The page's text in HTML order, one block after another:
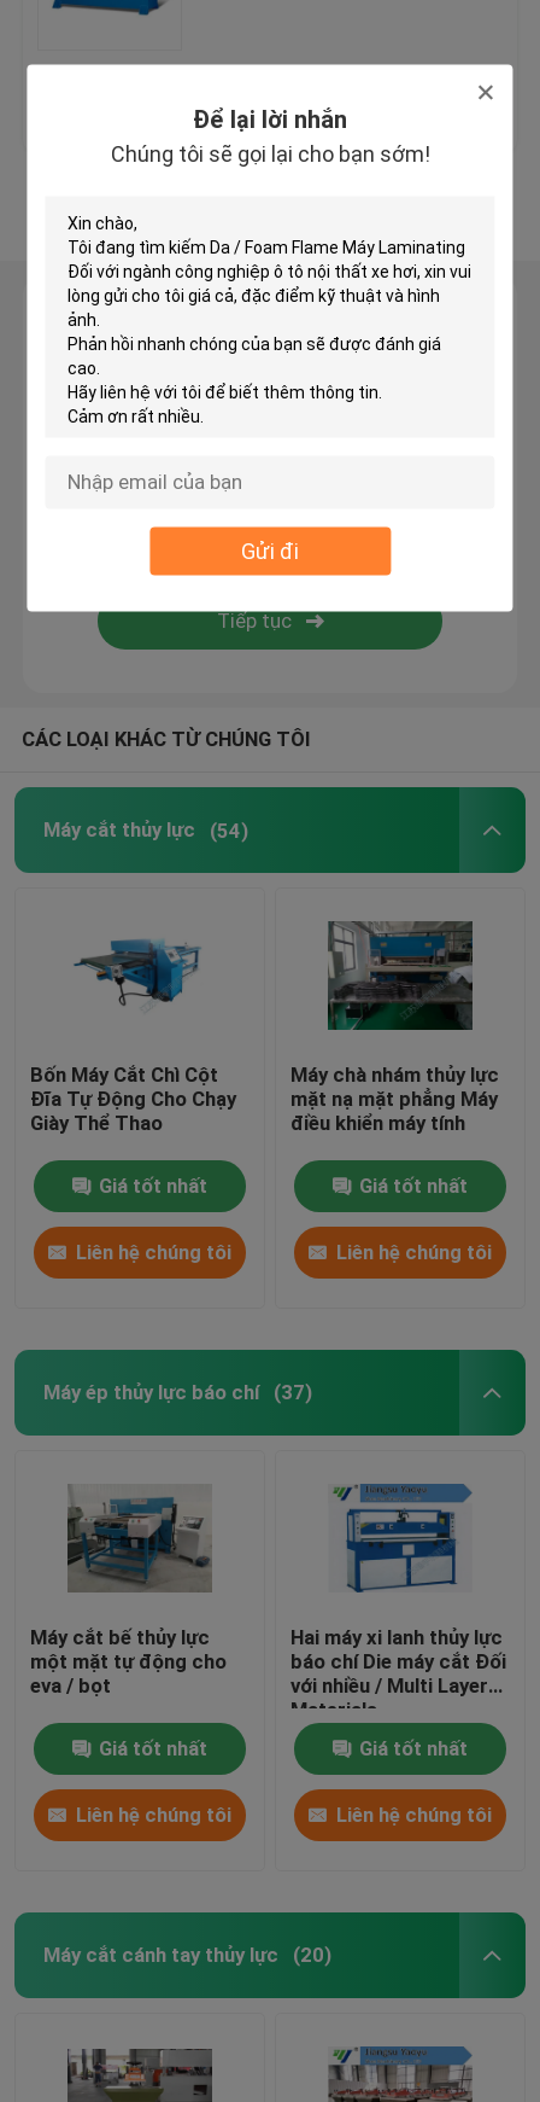
Để lại lời nhắn
Chúng tôi sẽ gọi lại cho bạn sớm!
Gửi đi
Máy cắt đầu máy thủy lực
Máy cuộn cán
Máy cắt băng vải
Máy cuộn vải
Máy tự động lan truyền
Máy cắt máy
Máy làm găng tay
Liên hệ chúng tôi
Để lại lời nhắn
Chúng tôi sẽ gọi lại cho bạn sớm!
CÁC LOẠI KHÁC TỪ CHÚNG TÔI
Máy cắt thủy lực (54)
Bốn Máy Cắt Chì Cột
Đĩa Tự Động Cho Chạy
Giày Thể Thao
Giá tốt nhất
Liên hệ chúng tôi
Máy chà nhám thủy lực
mặt nạ mặt phẳng Máy
điều khiển máy tính
Giá tốt nhất
Liên hệ chúng tôi
Máy ép thủy lực báo chí (37)
Máy cắt bế thủy lực
một mặt tự động cho
eva / bọt
Giá tốt nhất
Liên hệ chúng tôi
Hai máy xi lanh thủy lực
báo chí Die máy cắt Đối
với nhiều / Multi Layer
Materials
Giá tốt nhất
Liên hệ chúng tôi
Máy cắt cánh tay thủy lực (20)